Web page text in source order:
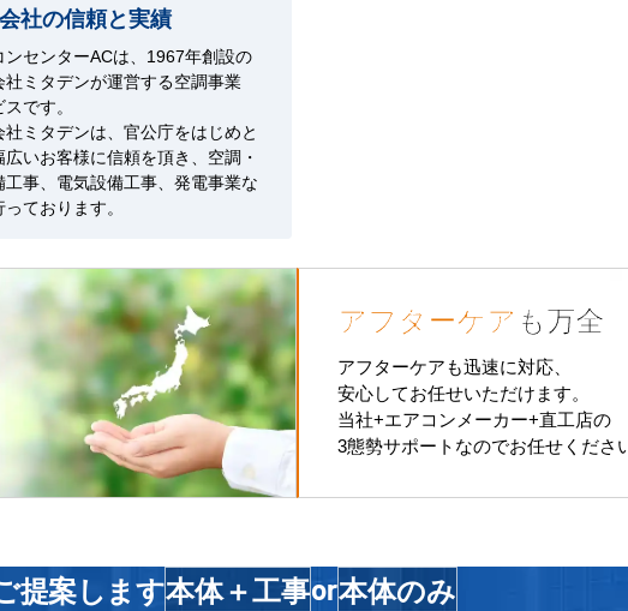
社の信頼と実績
ンセンターACは、1967年創設の
社ミタデンが運営する空調事業
です。
社ミタデンは、官公庁をはじめと
広いお客様に信頼を頂き、空調・
工事、電気設備工事、発電事業な
ております。
アフターケア も万全
アフターケアも迅速に対応、
安心してお任せいただけます。
当社+エアコンメーカー+直工店の
3態勢サポートなのでお任せくださ
提案します本体＋工事or本体のみ